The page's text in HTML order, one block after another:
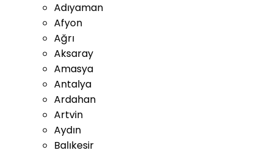
Adıyaman
Afyon
Ağrı
Aksaray
Amasya
Antalya
Ardahan
Artvin
Aydın
Balıkesir